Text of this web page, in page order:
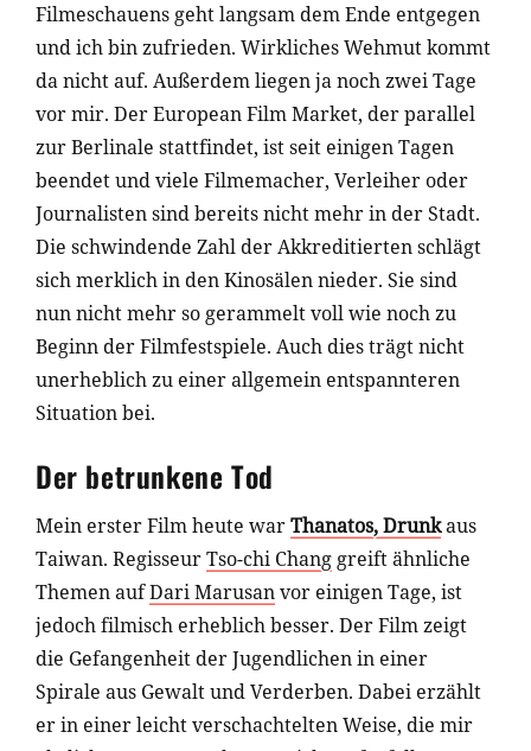
Filmeschauens geht langsam dem Ende entgegen
und ich bin zufrieden. Wirkliches Wehmut kommt
da nicht auf. Außerdem liegen ja noch zwei Tage
vor mir. Der European Film Market, der parallel
zur Berlinale stattfindet, ist seit einigen Tagen
beendet und viele Filmemacher, Verleiher oder
Journalisten sind bereits nicht mehr in der Stadt.
Die schwindende Zahl der Akkreditierten schlägt
sich merklich in den Kinosälen nieder. Sie sind
nun nicht mehr so gerammelt voll wie noch zu
Beginn der Filmfestspiele. Auch dies trägt nicht
unerheblich zu einer allgemein entspannteren
Situation bei.
Der betrunkene Tod
Mein erster Film heute warThanatos, Drunkaus
Taiwan. RegisseurTso-chi Chang greift ähnliche
Themen aufDari Marusanvor einigen Tage, ist
jedoch filmisch erheblich besser. Der Film zeigt
die Gefangenheit der Jugendlichen in einer
Spirale aus Gewalt und Verderben. Dabei erzählt
er in einer leicht verschachtelten Weise, die mir